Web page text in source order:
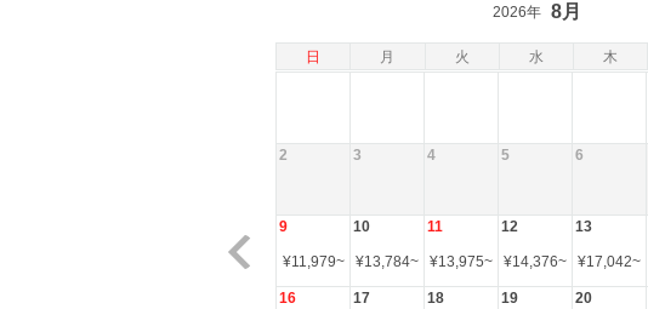
日 月 火 水 木
2026年 8月
2 3 4 5 6
9
¥11,979~
10
¥13,784~
11
¥13,975~
12
¥14,376~
13
¥17,042~
16 17 18 19 20